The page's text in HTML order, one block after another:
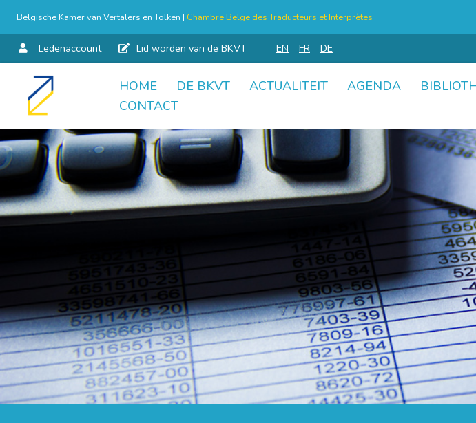
Belgische Kamer van Vertalers en Tolken | Chambre Belge des Traducteurs et Interprètes
Ledenaccount Lid worden van de BKVT EN FR DE
Skip
content
HOME DE BKVT ACTUALITEIT AGENDA
CONTACT